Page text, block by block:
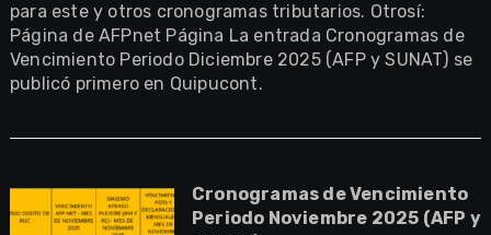
para este y otros cronogramas tributarios. Otrosí:
Página de AFPnet Página La entrada Cronogramas de
Vencimiento Periodo Diciembre 2025 (AFP y SUNAT) se
publicó primero en Quipucont.
Cronogramas de Vencimiento
Periodo Noviembre 2025 (AFP y